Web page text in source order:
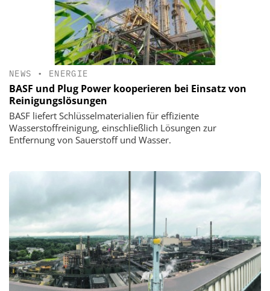
NEWS • ENERGIE
BASF und Plug Power kooperieren bei Einsatz von
Reinigungslösungen
BASF liefert Schlüsselmaterialien für effiziente
Wasserstoffreinigung, einschließlich Lösungen zur
Entfernung von Sauerstoff und Wasser.